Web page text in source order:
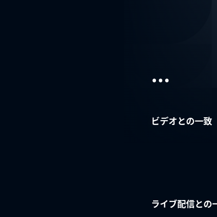
...
ビデオとの一致
ライブ配信との